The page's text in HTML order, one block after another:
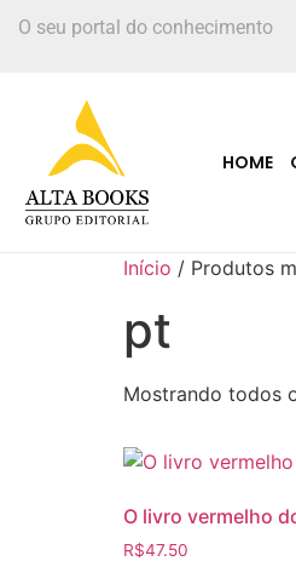
O seu portal do conhecimento
HOME
Início / Produtos
pt
Mostrando todos
O livro vermelho
R$47.50